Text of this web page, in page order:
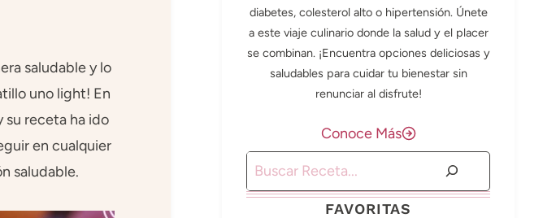
saludable y lo
uno light! En
su receta ha ido
en cualquier
saludable.
diabetes, colesterol alto o hipertensión. Únete
a este viaje culinario donde la salud y el placer
se combinan. ¡Encuentra opciones deliciosas y
saludables para cuidar tu bienestar sin
renunciar al disfrute!
Conoce Más
Buscar
FAVORITAS